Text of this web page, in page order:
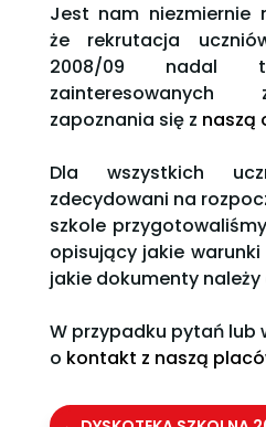
Jest nam niezmiernie
że rekrutacja
2008/09 nadal
zapoznania się z naszą
Dla wszystkich
zdecydowani na
szkole przygotowaliśmy
opisujący jakie warunki
jakie dokumenty
W przypadku pytań
o kontakt z naszą